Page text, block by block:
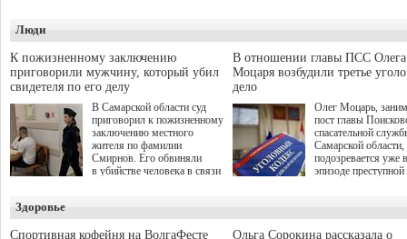
"Помощь фронту и семьям
участников СВО", которая
прошла в Отрадном 7
августа.
на трудоустройство
спокойную
мирной жизни.
Люди
К пожизненному заключению
приговорили мужчину, который убил
свидетеля по его делу
В Самарской области суд
приговорил к пожизненному
заключению местного
жителя по фамилии
Смирнов. Его обвиняли
в убийстве человека в связи
В отношении главы ПСС Олега
Моцаря возбудили третье
дело
Олег Моцарь,
пост главы
спасательной
Самарской области,
подозревается уже
эпизоде преступной
а сам он
Здоровье
Спортивная кофейня на ВолгаФесте
Ольга Сорокина рассказала о